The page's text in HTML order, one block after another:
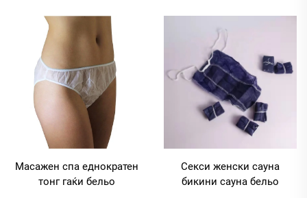
Масажен спа еднократен
тонг гаќи бельо
Секси женски сауна
бикини сауна бельо